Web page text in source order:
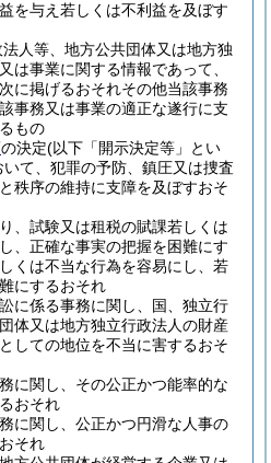
を与え若しくは不利益を及ぼす
人等、地方公共団体又は地方独
は事業に関する情報であって、
に掲げるおそれその他当該事務
事務又は事業の適正な遂行に支
もの
の決定(以下「開示決定等」とい
て、犯罪の予防、鎮圧又は捜査
秩序の維持に支障を及ぼすおそ
、試験又は租税の賦課若しくは
、正確な事実の把握を困難にす
くは不当な行為を容易にし、若
にするおそれ
に係る事務に関し、国、独立行
体又は地方独立行政法人の財産
しての地位を不当に害するおそ
に関し、その公正かつ能率的な
おそれ
に関し、公正かつ円滑な人事の
それ